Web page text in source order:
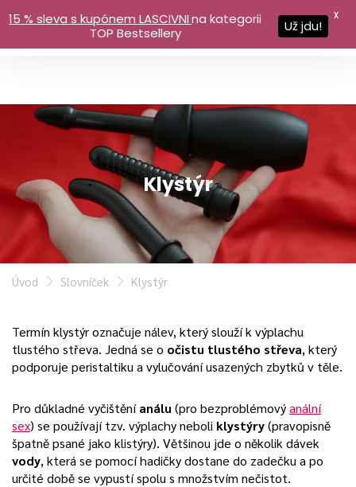
Klystýr
Úvod Slovníček Klystýr
Termín klystýr označuje nálev, který slouží k výplachu
tlustého střeva. Jedná se o očistu tlustého střeva, který
podporuje peristaltiku a vylučování usazených zbytků v těle.
Pro důkladné vyčištěníanálu (pro bezproblémovýanální
sex) se používají tzv. výplachy neboli klystýry(pravopisně
špatně psané jako klistýry). Většinou jde o několik dávek
vody, která se pomocí hadičky dostane do zadečku a po
určité době se vypustí spolu s množstvím nečistot.
15 % sleva s kupónem LASCIVNIna kategorii
TOP Bestsellery
Už jdu!
X